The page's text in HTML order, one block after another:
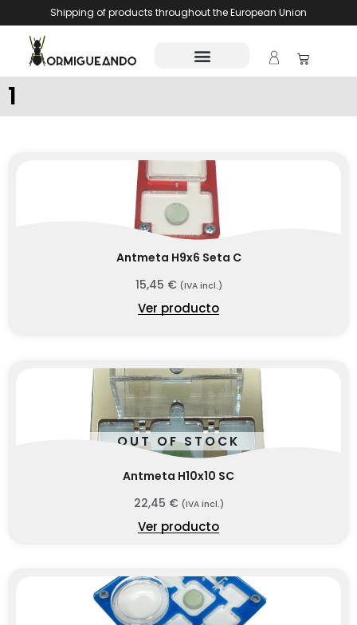
Shipping of products throughout the European Union
1
Antmeta H9x6 Seta C
15,45 € (IVA incl.)
Ver producto
OUT OF STOCK
Antmeta H10x10 SC
22,45 € (IVA incl.)
Ver producto